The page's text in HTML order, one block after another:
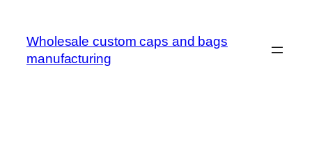
Wholesale custom caps and bags
manufacturing